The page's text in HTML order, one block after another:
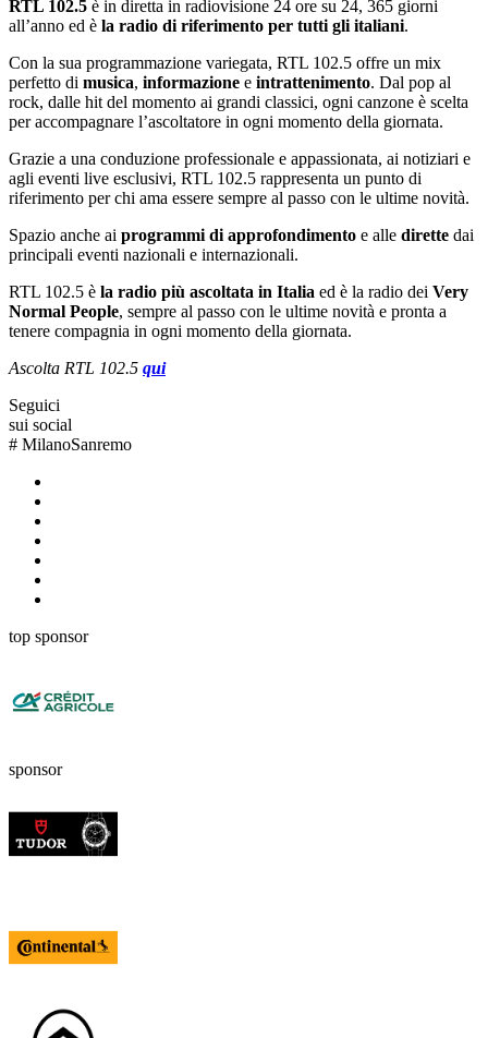
RTL 102.5 è in diretta in radiovisione 24 ore su 24, 365 giorni
all’anno ed è la radio di riferimento per tutti gli italiani.
Con la sua programmazione variegata, RTL 102.5 offre un mix
perfetto di musica, informazione e intrattenimento. Dal pop al
rock, dalle hit del momento ai grandi classici, ogni canzone è scelta
per accompagnare l’ascoltatore in ogni momento della giornata.
Grazie a una conduzione professionale e appassionata, ai notiziari e
agli eventi live esclusivi, RTL 102.5 rappresenta un punto di
riferimento per chi ama essere sempre al passo con le ultime novità.
Spazio anche ai programmi di approfondimento e alle dirette dai
principali eventi nazionali e internazionali.
RTL 102.5 è la radio più ascoltata in Italia ed è la radio dei Very
Normal People, sempre al passo con le ultime novità e pronta a
tenere compagnia in ogni momento della giornata.
Ascolta RTL 102.5 qui
Seguici
sui social
# MilanoSanremo
top sponsor
sponsor